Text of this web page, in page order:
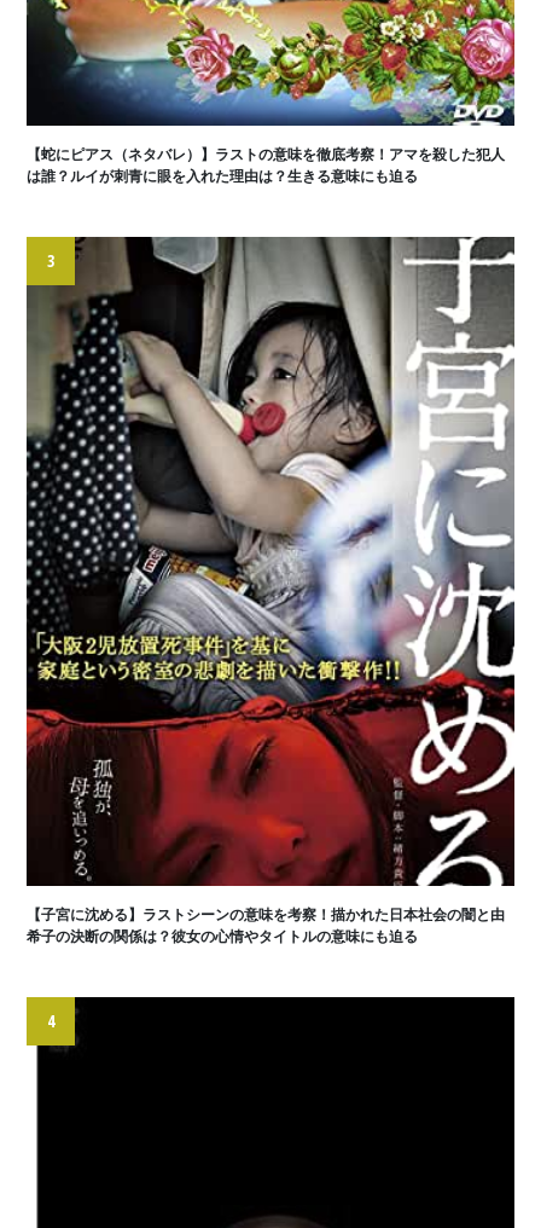
【蛇にピアス（ネタバレ）】ラストの意味を徹底考察！アマを殺した犯人
は誰？ルイが刺青に眼を入れた理由は？生きる意味にも迫る
3
【子宮に沈める】ラストシーンの意味を考察！描かれた日本社会の闇と由
希子の決断の関係は？彼女の心情やタイトルの意味にも迫る
4